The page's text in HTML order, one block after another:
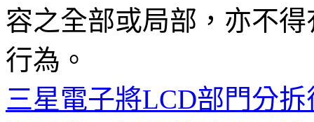
容之全部或局部，亦不
行為。
三星電子將LCD部門分拆